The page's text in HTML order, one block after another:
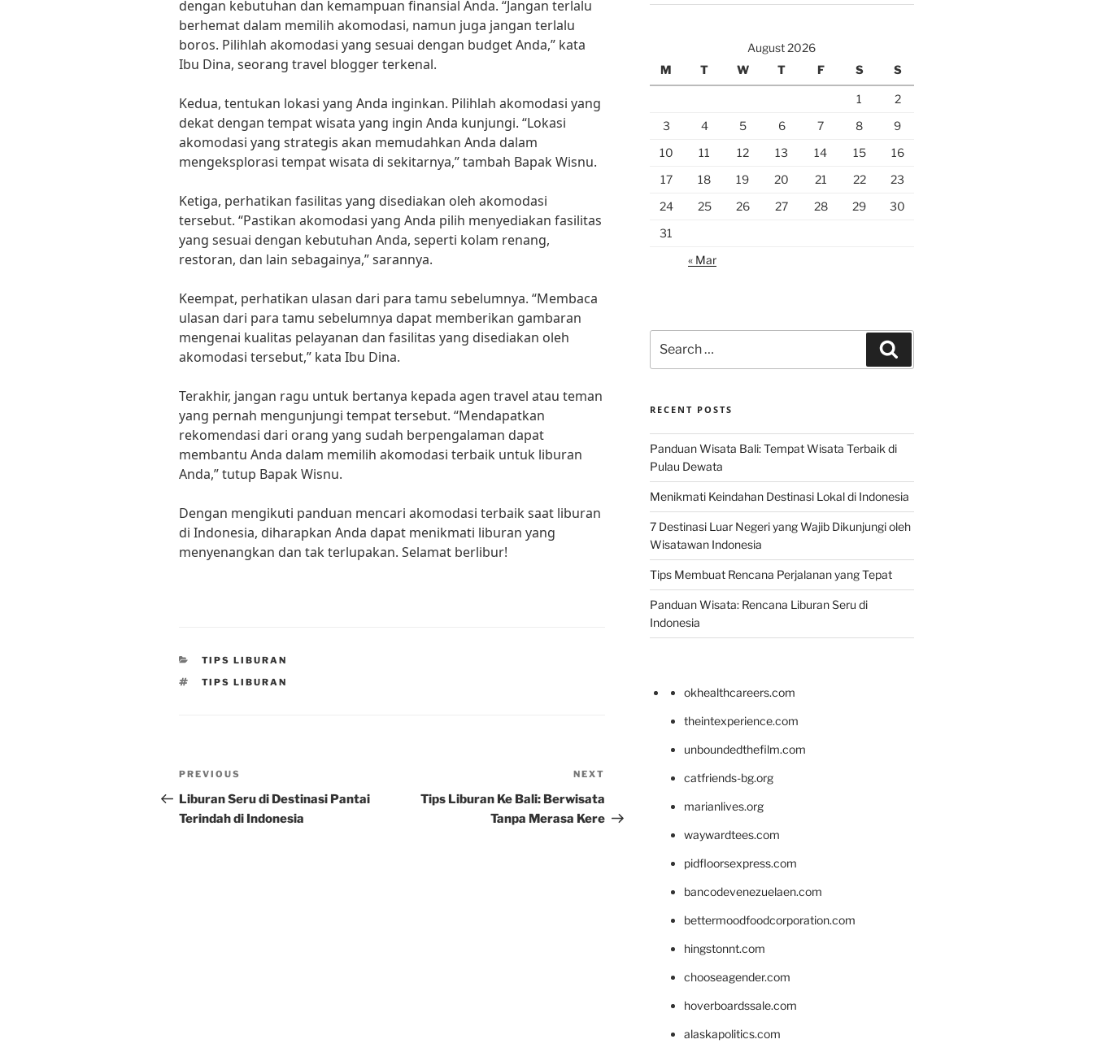
dengan kebutuhan dan kemampuan finansial Anda. “Jangan terlalu
berhemat dalam memilih akomodasi, namun juga jangan terlalu
boros. Pilihlah akomodasi yang sesuai dengan budget Anda,” kata
Ibu Dina, seorang travel blogger terkenal.
Kedua, tentukan lokasi yang Anda inginkan. Pilihlah akomodasi yang
dekat dengan tempat wisata yang ingin Anda kunjungi. “Lokasi
akomodasi yang strategis akan memudahkan Anda dalam
mengeksplorasi tempat wisata di sekitarnya,” tambah Bapak Wisnu.
Ketiga, perhatikan fasilitas yang disediakan oleh akomodasi
tersebut. “Pastikan akomodasi yang Anda pilih menyediakan fasilitas
yang sesuai dengan kebutuhan Anda, seperti kolam renang,
restoran, dan lain sebagainya,” sarannya.
Keempat, perhatikan ulasan dari para tamu sebelumnya. “Membaca
ulasan dari para tamu sebelumnya dapat memberikan gambaran
mengenai kualitas pelayanan dan fasilitas yang disediakan oleh
akomodasi tersebut,” kata Ibu Dina.
Terakhir, jangan ragu untuk bertanya kepada agen travel atau teman
yang pernah mengunjungi tempat tersebut. “Mendapatkan
rekomendasi dari orang yang sudah berpengalaman dapat
membantu Anda dalam memilih akomodasi terbaik untuk liburan
Anda,” tutup Bapak Wisnu.
Dengan mengikuti panduan mencari akomodasi terbaik saat liburan
di Indonesia, diharapkan Anda dapat menikmati liburan yang
menyenangkan dan tak terlupakan. Selamat berlibur!
CATEGORIES
TIPS LIBURAN
TAGS
TIPS LIBURAN
Post
navigation
Previous
Post
PREVIOUS
Liburan Seru di Destinasi Pantai
Terindah di Indonesia
NEXT
Tips Liburan Ke Bali: Berwisata
Tanpa Merasa Kere
August 2026
M
T W T F S S
1
2
3
4 5 6 7 8
9
10
11 12 13 14 15
16
17
18 19 20 21 22
23
24
25 26 27 28 29
30
31
« Mar
for:
RECENT POSTS
Panduan Wisata Bali: Tempat Wisata Terbaik di
Pulau Dewata
Menikmati Keindahan Destinasi Lokal di Indonesia
7 Destinasi Luar Negeri yang Wajib Dikunjungi oleh
Wisatawan Indonesia
Tips Membuat Rencana Perjalanan yang Tepat
Panduan Wisata: Rencana Liburan Seru di
Indonesia
okhealthcareers.com
theintexperience.com
unboundedthefilm.com
catfriends-bg.org
marianlives.org
waywardtees.com
pidfloorsexpress.com
bancodevenezuelaen.com
bettermoodfoodcorporation.com
hingstonnt.com
chooseagender.com
hoverboardssale.com
alaskapolitics.com